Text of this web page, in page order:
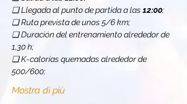
❏ Llegada al punto de partida a las 12:00;
❏ Ruta prevista de unos 5/6 km;
❏ Duración del entrenamiento alrededor de
1,30 h;
❏ K-calorías quemadas alrededor de
500/600;
Mostra di più